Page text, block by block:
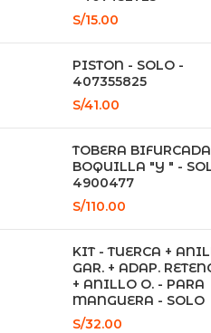
S/15.00
PISTON - SOLO -
407355825
S/41.00
TOBERA
BOQUILLA "Y " -
4900477
S/110.00
KIT - TUERCA +
GAR. + ADAP.
+ ANILLO O. - PARA
MANGUERA - SOLO
S/32.00